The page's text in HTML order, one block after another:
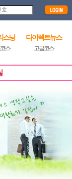
스닝
스
다이렉트뉴스
고급코스